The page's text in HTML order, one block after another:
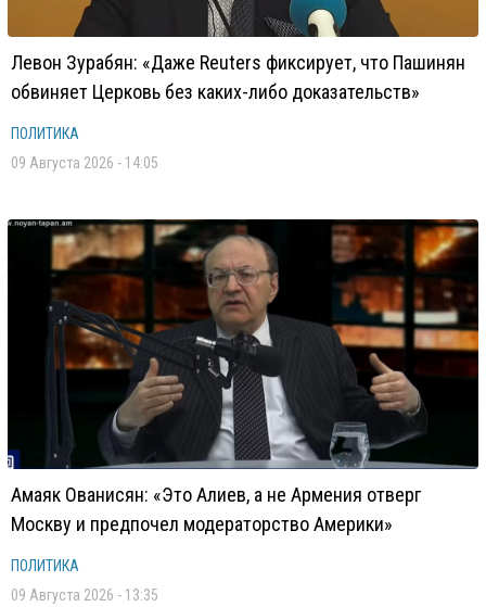
Левон Зурабян: «Даже Reuters фиксирует, что Пашинян
обвиняет Церковь без каких-либо доказательств»
ПОЛИТИКА
09 Августа 2026 - 14:05
Амаяк Ованисян: «Это Алиев, а не Армения отверг
Москву и предпочел модераторство Америки»
ПОЛИТИКА
09 Августа 2026 - 13:35